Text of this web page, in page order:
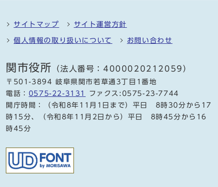
サイトマップ サイト運営方針
個人情報の取り扱いについて お問い合わせ
関市役所 （法人番号：4000020212059）
〒501-3894 岐阜県関市若草通3丁目1番地
電話： 0575-22-3131
ファクス:0575-23-7744
開庁時間：（令和8年11月1日まで）平日 8時30分から17
時15分、（令和8年11月2日から）平日 8時45分から16
時45分